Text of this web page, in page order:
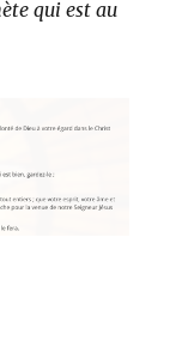
qui est au